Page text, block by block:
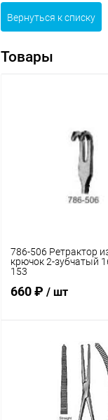
Вернуться к списку
Товары
786-506 Ретрактор
крючок 2-зубчатый
153
660 ₽ / шт
В
Купить в 1 клик
В избранное